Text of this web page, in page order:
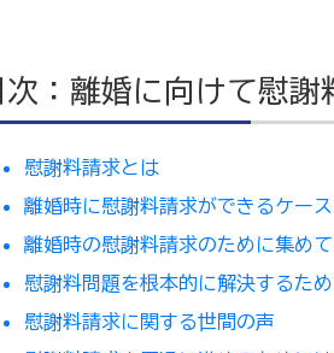
次：離婚に向けて慰
慰謝料請求とは
離婚時に慰謝料請求ができるケー
離婚時の慰謝料請求のために集め
慰謝料問題を根本的に解決するた
慰謝料請求に関する世間の声